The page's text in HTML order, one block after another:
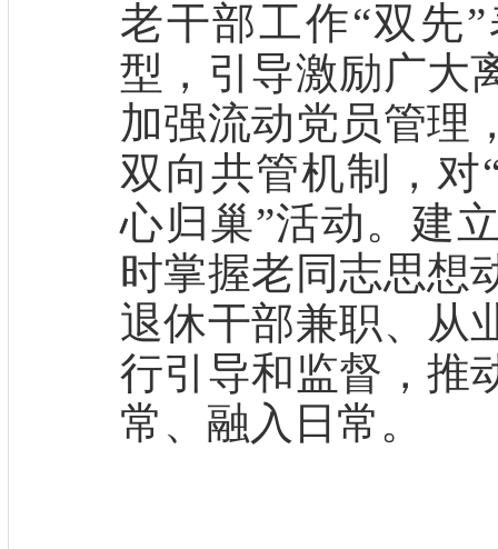
老干部工作“双先
型，引导激励广大
加强流动党员管理
双向共管机制，对
心归巢”活动。 建
时掌握老同志思想
退休干部兼职、从
行引导和监督，推
常、融入日常。